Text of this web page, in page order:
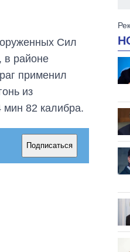
Сил
в районе
применил
из
мин 82 калибра.
Подписаться